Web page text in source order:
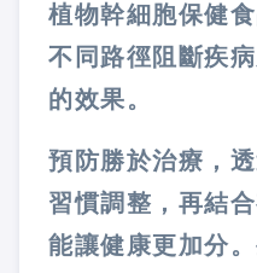
植物幹細胞保健
不同路徑阻斷疾
的效果。
預防勝於治療，
習慣調整，再結
能讓健康更加分